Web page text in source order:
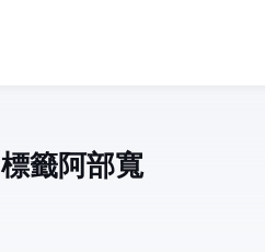
標籤: 阿部寬 (1)